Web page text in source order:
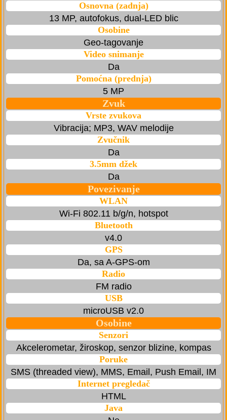
Osnovna (zadnja)
13 MP, autofokus, dual-LED blic
Osobine
Geo-tagovanje
Video snimanje
Da
Pomoćna (prednja)
5 MP
Zvuk
Vrste zvukova
Vibracija; MP3, WAV melodije
Zvučnik
Da
3.5mm džek
Da
Povezivanje
WLAN
Wi-Fi 802.11 b/g/n, hotspot
Bluetooth
v4.0
GPS
Da, sa A-GPS-om
Radio
FM radio
USB
microUSB v2.0
Osobine
Senzori
Akcelerometar, žiroskop, senzor blizine, kompas
Poruke
SMS (threaded view), MMS, Email, Push Email, IM
Internet pregledač
HTML
Java